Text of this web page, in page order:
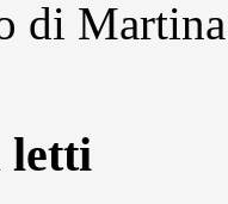
di
letti